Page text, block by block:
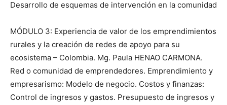
Desarrollo de esquemas de intervención en la comunidad
MÓDULO 3: Experiencia de valor de los emprendimientos
rurales y la creación de redes de apoyo para su
ecosistema – Colombia. Mg. Paula HENAO CARMONA.
Red o comunidad de emprendedores. Emprendimiento y
empresarismo: Modelo de negocio. Costos y finanzas:
Control de ingresos y gastos. Presupuesto de ingresos y